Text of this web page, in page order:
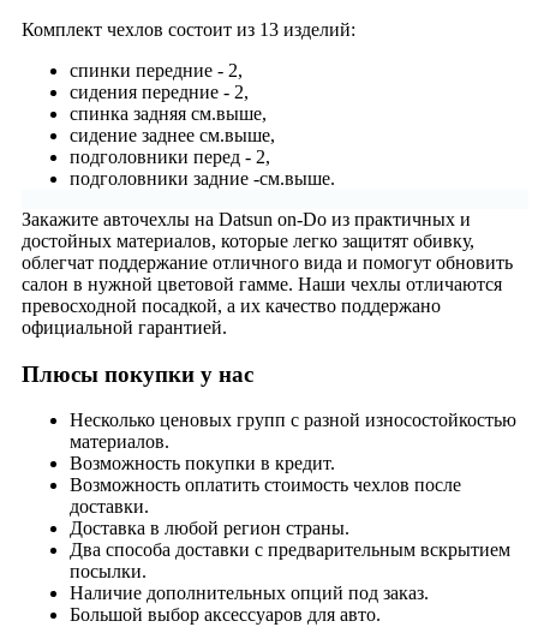
Комплект чехлов состоит из 13 изделий:
спинки передние - 2,
сидения передние - 2,
спинка задняя см.выше,
сидение заднее см.выше,
подголовники перед - 2,
подголовники задние -см.выше.
Закажите авточехлы на Datsun on-Do из практичных и
достойных материалов, которые легко защитят обивку,
облегчат поддержание отличного вида и помогут обновить
салон в нужной цветовой гамме. Наши чехлы отличаются
превосходной посадкой, а их качество поддержано
официальной гарантией.
Плюсы покупки у нас
Несколько ценовых групп с разной износостойкостью
материалов.
Возможность покупки в кредит.
Возможность оплатить стоимость чехлов после
доставки.
Доставка в любой регион страны.
Два способа доставки с предварительным вскрытием
посылки.
Наличие дополнительных опций под заказ.
Большой выбор аксессуаров для авто.